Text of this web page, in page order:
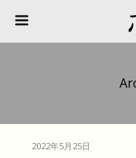
2022年5月25日